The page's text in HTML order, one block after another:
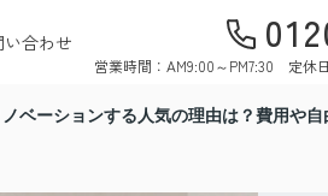
い合わせ
営業時間：AM9:00～PM7:30 定休
ベーションする人気の理由は？費用や